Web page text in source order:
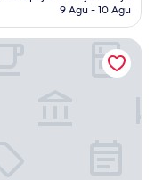
9 Agu - 10 Agu
by IHG